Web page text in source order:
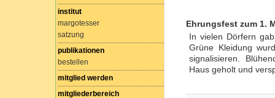
institut
margotesser
satzung
publikationen
bestellen
mitglied werden
mitgliederbereich
Ehrungsfest zum 1.
In vielen Dörfern
Grüne Kleidung
signalisieren.
Haus geholt und